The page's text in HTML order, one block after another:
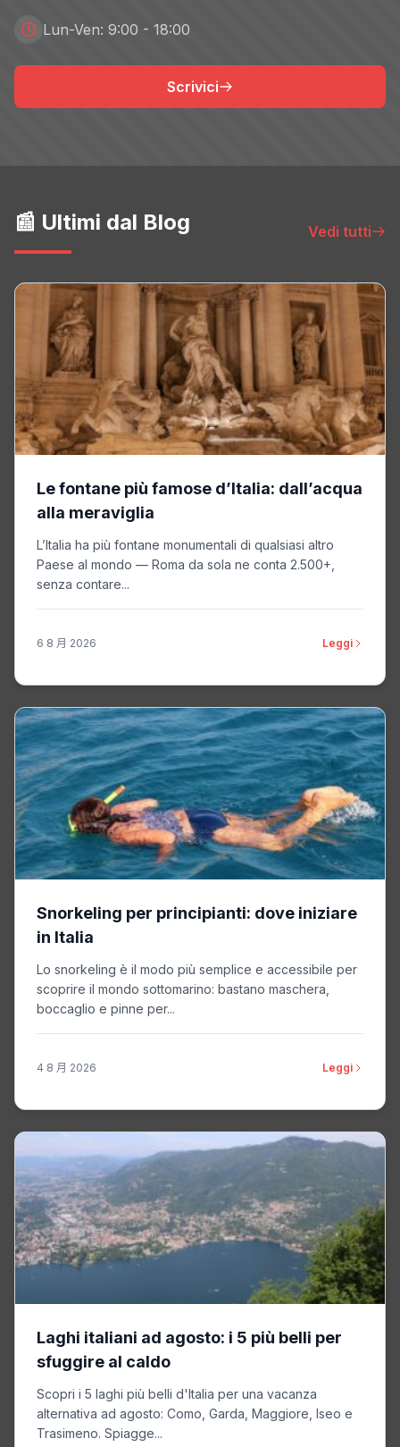
Lun-Ven: 9:00 - 18:00
Scrivici
📰 Ultimi dal Blog Vedi tutti
Le fontane più famose d’Italia: dall’acqua
alla meraviglia
L’Italia ha più fontane monumentali di qualsiasi altro
Paese al mondo — Roma da sola ne conta 2.500+,
senza contare...
6 8 月 2026 Leggi
Snorkeling per principianti: dove iniziare
in Italia
Lo snorkeling è il modo più semplice e accessibile per
scoprire il mondo sottomarino: bastano maschera,
boccaglio e pinne per...
4 8 月 2026 Leggi
Laghi italiani ad agosto: i 5 più belli per
sfuggire al caldo
Scopri i 5 laghi più belli d'Italia per una vacanza
alternativa ad agosto: Como, Garda, Maggiore, Iseo e
Trasimeno. Spiagge...